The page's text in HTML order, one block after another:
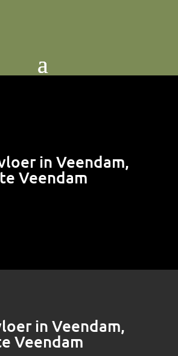
in Veendam,
Veendam
in Veendam,
Veendam